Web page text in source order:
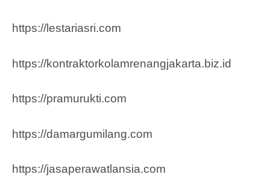
https://lestariasri.com
https://kontraktorkolamrenangjakarta.biz.id
https://pramurukti.com
https://damargumilang.com
https://jasaperawatlansia.com